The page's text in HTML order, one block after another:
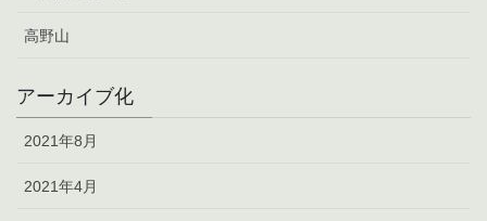
高野山
アーカイブ化
2021年8月
2021年4月